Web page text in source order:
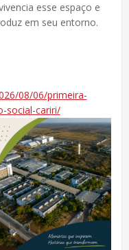
esse espaço e
em seu entorno.
08/06/primeira-
social-cariri/